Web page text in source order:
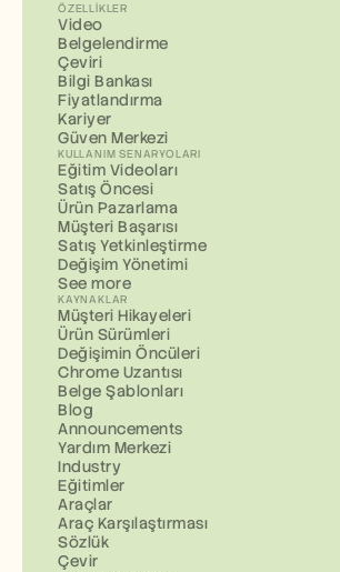
ÖZELLIKLER
Video
Belgelendirme
Çeviri
Bilgi Bankası
Fiyatlandırma
Kariyer
Güven Merkezi
KULLANIM SENARYOLARI
Eğitim Videoları
Satış Öncesi
Ürün Pazarlama
Müşteri Başarısı
Satış Yetkinleştirme
Değişim Yönetimi
See more
KAYNAKLAR
Müşteri Hikayeleri
Ürün Sürümleri
Değişimin Öncüleri
Chrome Uzantısı
Belge Şablonları
Blog
Announcements
Yardım Merkezi
Industry
Eğitimler
Araçlar
Araç Karşılaştırması
Sözlük
Çevir